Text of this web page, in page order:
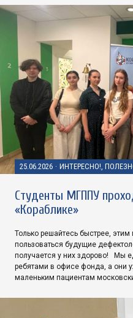
25.06.2026 · ИНТЕРЕСНО!,
Студенты МГППУ
«Кораблике»
Только решайтесь быстрее,
пользоваться будущие
получается у них здорово! Мы
ребятами в офисе фонда, а они
маленьким пациентам